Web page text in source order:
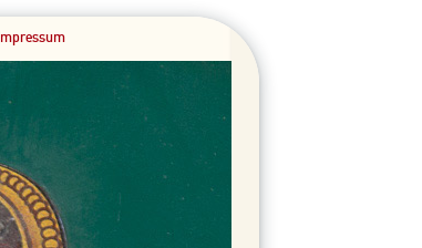
Impressum